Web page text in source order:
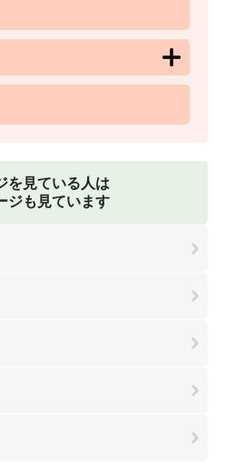
を見ている人は
ジも見ています